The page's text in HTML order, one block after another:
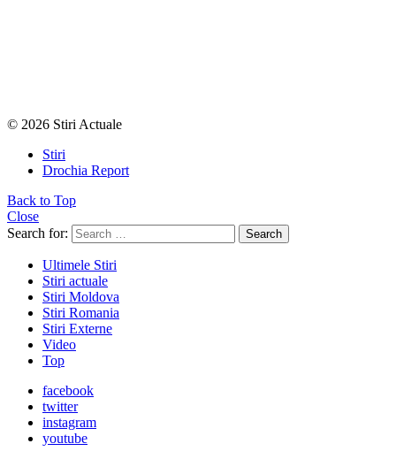
© 2026 Stiri Actuale
Stiri
Drochia Report
Back to Top
Close
Search for:
Search
Ultimele Stiri
Stiri actuale
Stiri Moldova
Stiri Romania
Stiri Externe
Video
Top
facebook
twitter
instagram
youtube